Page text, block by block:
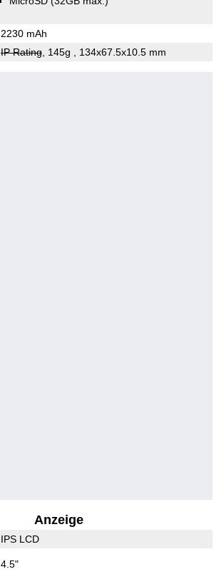
2230 mAh
IP Rating, 145g , 134x67.5x10.5 mm
Anzeige
IPS LCD
4.5"